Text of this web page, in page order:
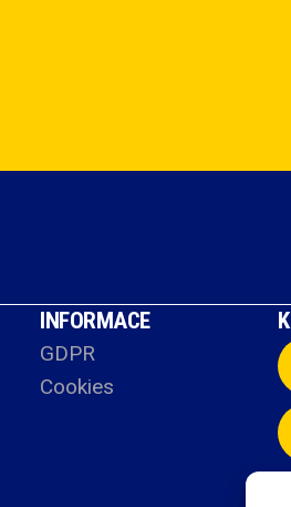
INFORMACE
GDPR
Cookies